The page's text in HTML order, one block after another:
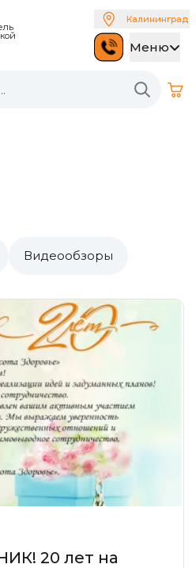
Калининград
Меню
Видеообзоры
20 лет на